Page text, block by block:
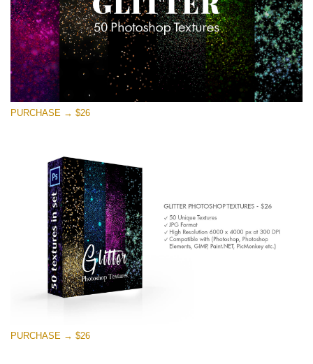
Entire Collection
(1783 Overlays)
Large 6000*4000px
Ücretsiz indirin
PURCHASE → $26
PURCHASE → $26